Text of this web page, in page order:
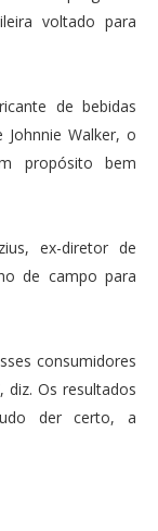
voltado para
de bebidas
Walker, o
propósito bem
ex-diretor de
de campo para
consumidores
diz. Os resultados
der certo, a